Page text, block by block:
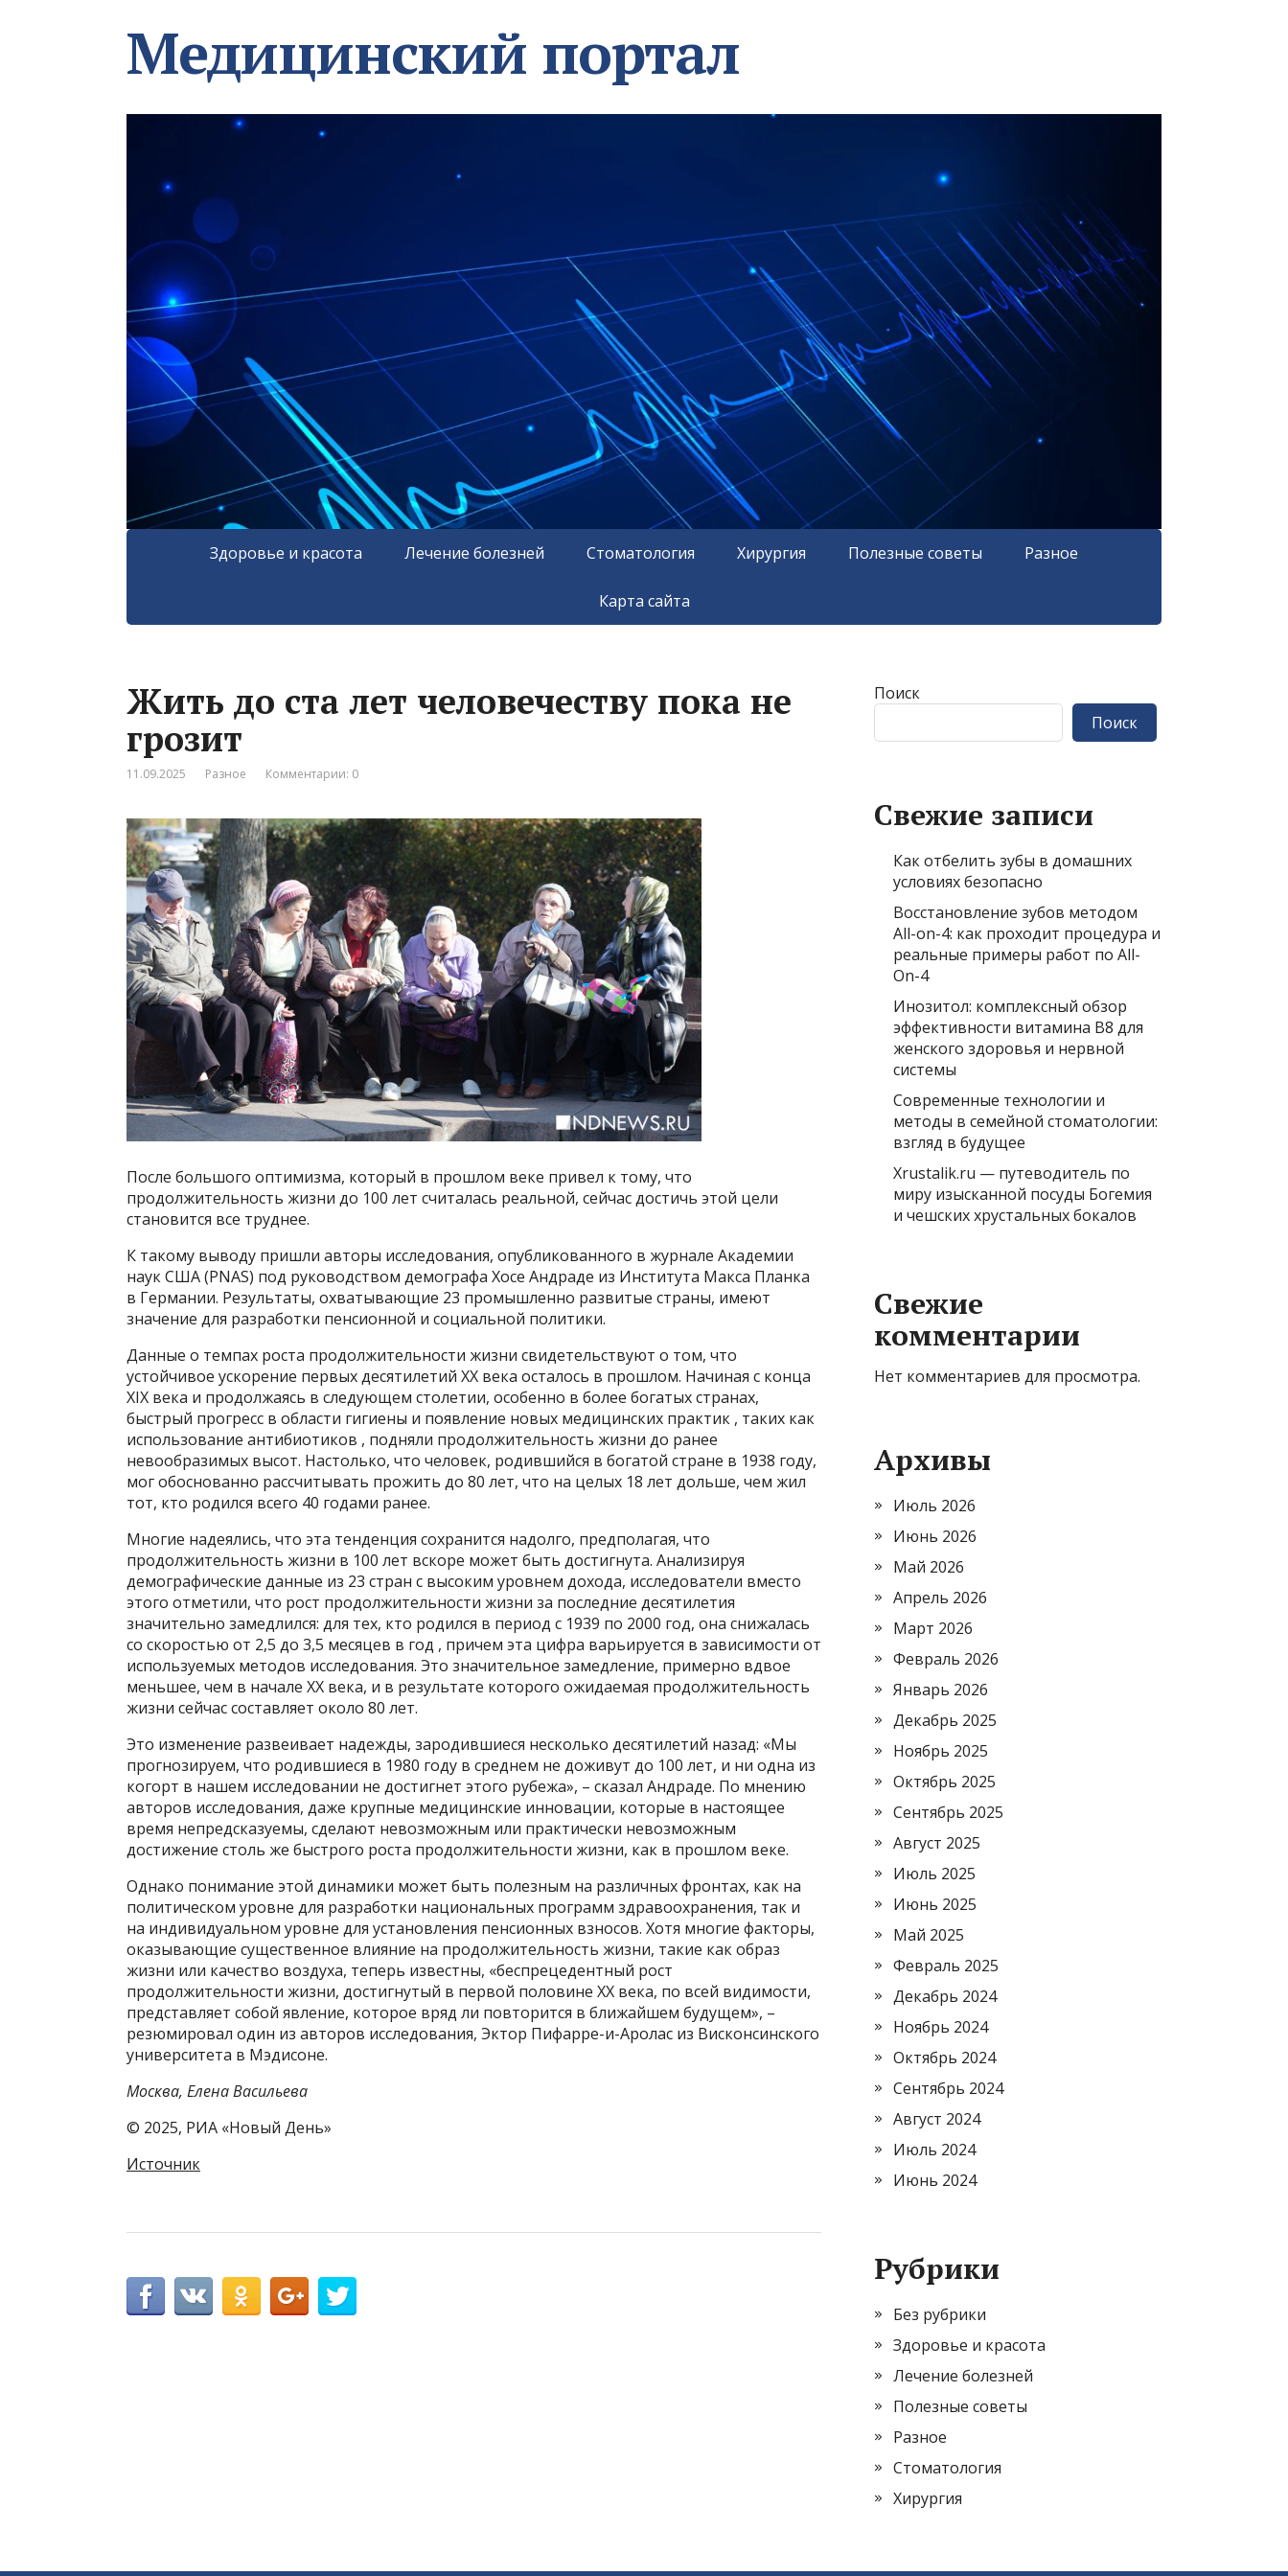
Медицинский портал
Здоровье и красота Лечение болезней Стоматология Хирургия Полезные советы Разное
Карта сайта
Жить до ста лет человечеству пока не
грозит
11.09.2025 Разное Комментарии: 0
После большого оптимизма, который в прошлом веке привел к тому, что
продолжительность жизни до 100 лет считалась реальной, сейчас достичь этой цели
становится все труднее.
К такому выводу пришли авторы исследования, опубликованного в журнале Академии
наук США (PNAS) под руководством демографа Хосе Андраде из Института Макса Планка
в Германии. Результаты, охватывающие 23 промышленно развитые страны, имеют
значение для разработки пенсионной и социальной политики.
Данные о темпах роста продолжительности жизни свидетельствуют о том, что
устойчивое ускорение первых десятилетий XX века осталось в прошлом. Начиная с конца
XIX века и продолжаясь в следующем столетии, особенно в более богатых странах,
быстрый прогресс в области гигиены и появление новых медицинских практик , таких как
использование антибиотиков , подняли продолжительность жизни до ранее
невообразимых высот. Настолько, что человек, родившийся в богатой стране в 1938 году,
мог обоснованно рассчитывать прожить до 80 лет, что на целых 18 лет дольше, чем жил
тот, кто родился всего 40 годами ранее.
Многие надеялись, что эта тенденция сохранится надолго, предполагая, что
продолжительность жизни в 100 лет вскоре может быть достигнута. Анализируя
демографические данные из 23 стран с высоким уровнем дохода, исследователи вместо
этого отметили, что рост продолжительности жизни за последние десятилетия
значительно замедлился: для тех, кто родился в период с 1939 по 2000 год, она снижалась
со скоростью от 2,5 до 3,5 месяцев в год , причем эта цифра варьируется в зависимости от
используемых методов исследования. Это значительное замедление, примерно вдвое
меньшее, чем в начале XX века, и в результате которого ожидаемая продолжительность
жизни сейчас составляет около 80 лет.
Это изменение развеивает надежды, зародившиеся несколько десятилетий назад: «Мы
прогнозируем, что родившиеся в 1980 году в среднем не доживут до 100 лет, и ни одна из
когорт в нашем исследовании не достигнет этого рубежа», – сказал Андраде. По мнению
авторов исследования, даже крупные медицинские инновации, которые в настоящее
время непредсказуемы, сделают невозможным или практически невозможным
достижение столь же быстрого роста продолжительности жизни, как в прошлом веке.
Однако понимание этой динамики может быть полезным на различных фронтах, как на
политическом уровне для разработки национальных программ здравоохранения, так и
на индивидуальном уровне для установления пенсионных взносов. Хотя многие факторы,
оказывающие существенное влияние на продолжительность жизни, такие как образ
жизни или качество воздуха, теперь известны, «беспрецедентный рост
продолжительности жизни, достигнутый в первой половине XX века, по всей видимости,
представляет собой явление, которое вряд ли повторится в ближайшем будущем», –
резюмировал один из авторов исследования, Эктор Пифарре-и-Аролас из Висконсинского
университета в Мэдисоне.
Москва, Елена Васильева
© 2025, РИА «Новый День»
Источник
Поиск
Поиск
Свежие записи
Как отбелить зубы в домашних
условиях безопасно
Восстановление зубов методом
All-on-4: как проходит процедура и
реальные примеры работ по All-
On-4
Инозитол: комплексный обзор
эффективности витамина B8 для
женского здоровья и нервной
системы
Современные технологии и
методы в семейной стоматологии:
взгляд в будущее
Xrustalik.ru — путеводитель по
миру изысканной посуды Богемия
и чешских хрустальных бокалов
Свежие
комментарии
Нет комментариев для просмотра.
Архивы
Июль 2026
Июнь 2026
Май 2026
Апрель 2026
Март 2026
Февраль 2026
Январь 2026
Декабрь 2025
Ноябрь 2025
Октябрь 2025
Сентябрь 2025
Август 2025
Июль 2025
Июнь 2025
Май 2025
Февраль 2025
Декабрь 2024
Ноябрь 2024
Октябрь 2024
Сентябрь 2024
Август 2024
Июль 2024
Июнь 2024
Рубрики
Без рубрики
Здоровье и красота
Лечение болезней
Полезные советы
Разное
Стоматология
Хирургия